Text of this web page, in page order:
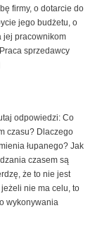
firmy, o dotarcie do
jego budżetu, o
jej pracownikom
sprzedawcy
odpowiedzi: Co
czasu? Dlaczego
łupanego? Jak
czasem są
że to nie jest
nie ma celu, to
wykonywania